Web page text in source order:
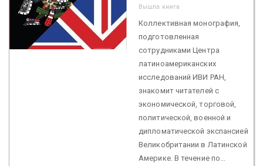
Вышла книга
Коллективная монография,
подготовленная
сотрудниками Центра
латиноамериканских
исследований ИВИ РАН,
знакомит читателей с
экономической, торговой,
политической, военной и
дипломатической экспансией
Великобритании в Латинской
Америке. В течение по...